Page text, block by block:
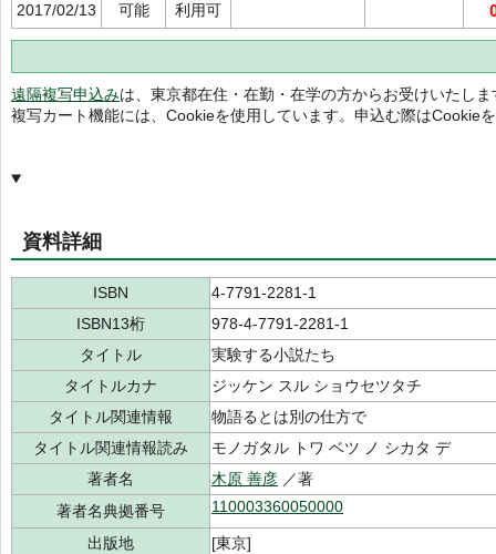
2017/02/13 可能 利用可
遠隔複写申込みは、東京都在住・在勤・在学の方からお受けいたしま
複写カート機能には、Cookieを使用しています。申込む際はCookie
資料詳細
ISBN
4-7791-2281-1
ISBN13桁
978-4-7791-2281-1
タイトル
実験する小説たち
タイトルカナ
ジッケン スル ショウセツタチ
タイトル関連情報
物語るとは別の仕方で
タイトル関連情報読み
モノガタル トワ ベツ ノ シカタ デ
著者名
木原 善彦 ／著
著者名典拠番号
110003360050000
出版地
[東京]